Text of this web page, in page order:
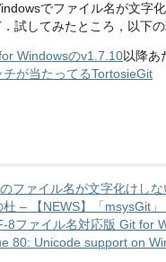
でファイル名が文字
試してみたところ，以下
Windowsのv1.7.10以降あ
チが当たってるTortosieGit
ファイル名が文字化けし
杜 – 【NEWS】「msysGit
8ファイル名対応版 Git for
80: Unicode support on